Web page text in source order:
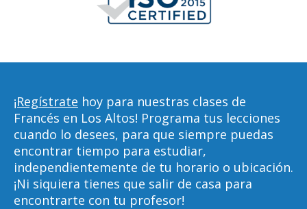
¡Regístrate hoy para nuestras clases de
Francés en Los Altos! Programa tus lecciones
cuando lo desees, para que siempre puedas
encontrar tiempo para estudiar,
independientemente de tu horario o ubicación.
¡Ni siquiera tienes que salir de casa para
encontrarte con tu profesor!